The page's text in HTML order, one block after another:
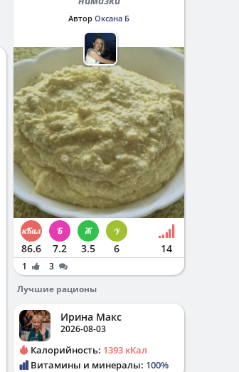
Автор Оксана Б
86.6 7.2 3.5 6 14
1
3
Лучшие рационы
Ирина Макс
2026-08-03
Калорийность: 1393 кКал
Витамины и минералы: 100%